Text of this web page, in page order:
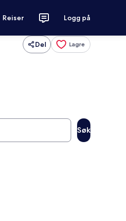
Reiser Logg på
Del Lagre
Søk